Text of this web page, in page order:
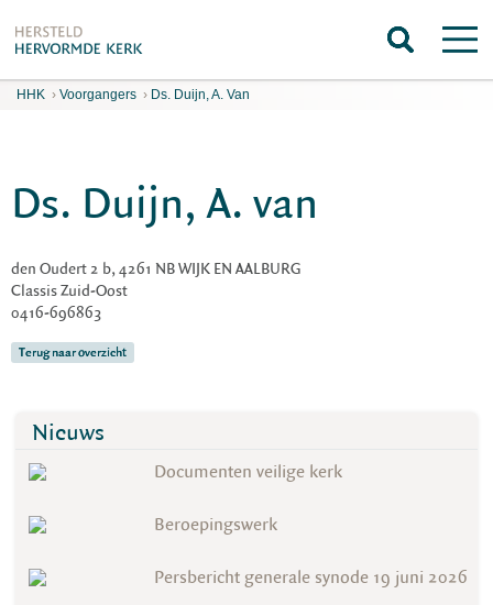
HHK › Voorgangers › Ds. Duijn, A. Van
Ds. Duijn, A. van
den Oudert 2 b, 4261 NB WIJK EN AALBURG
Classis Zuid-Oost
0416-696863
Terug naar overzicht
Nieuws
Documenten veilige kerk
Beroepingswerk
Persbericht generale synode 19 juni 2026